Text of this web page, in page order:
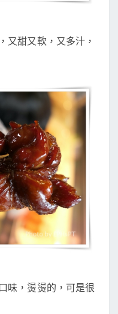
又甜又軟，又多汁，
味，燙燙的，可是很